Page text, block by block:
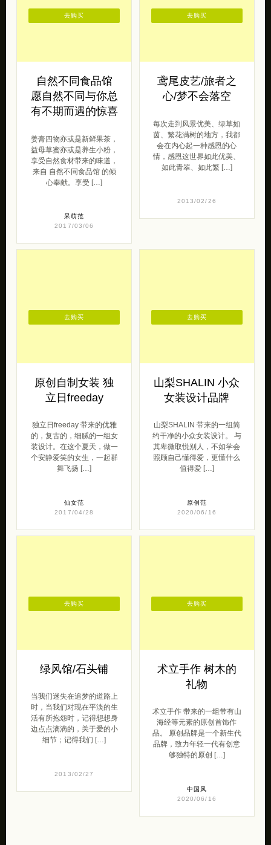
自然不同食品馆
愿自然不同与你总
有不期而遇的惊喜
姜膏四物亦或是新鲜果茶，
益母草蜜亦或是养生小粉，
享受自然食材带来的味道，
来自 自然不同食品馆 的倾
心奉献。享受 […]
呆萌范
2017/03/06
去购买
鸢尾皮艺/旅者之
心/梦不会落空
每次走到风景优美、绿草如
茵、繁花满树的地方，我都
会在内心起一种感恩的心
情，感恩这世界如此优美、
如此青翠、如此繁 […]
2013/02/26
去购买
原创自制女装 独
立日freeday
独立日freeday 带来的优雅
的，复古的，细腻的一组女
装设计。在这个夏天，做一
个安静爱笑的女生，一起群
舞飞扬 […]
仙女范
2017/04/28
去购买
山梨SHALIN 小众
女装设计品牌
山梨SHALIN 带来的一组简
约干净的小众女装设计。 与
其卑微取悦别人，不如学会
照顾自己懂得爱，更懂什么
值得爱 […]
原创范
2020/06/16
去购买
绿风馆/石头铺
当我们迷失在追梦的道路上
时，当我们对现在平淡的生
活有所抱怨时，记得想想身
边点点滴滴的，关于爱的小
细节；记得我们 […]
2013/02/27
去购买
术立手作 树木的
礼物
术立手作 带来的一组带有山
海经等元素的原创首饰作
品。 原创品牌是一个新生代
品牌，致力年轻一代有创意
够独特的原创 […]
中国风
2020/06/16
去购买